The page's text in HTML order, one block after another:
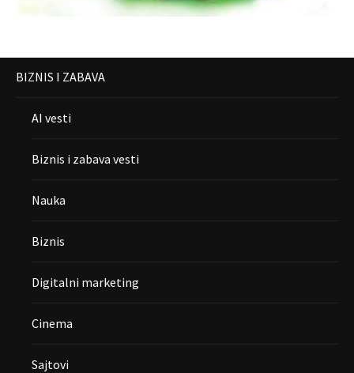
BIZNIS I ZABAVA
AI vesti
Biznis i zabava vesti
Nauka
Biznis
Digitalni marketing
Cinema
Sajtovi